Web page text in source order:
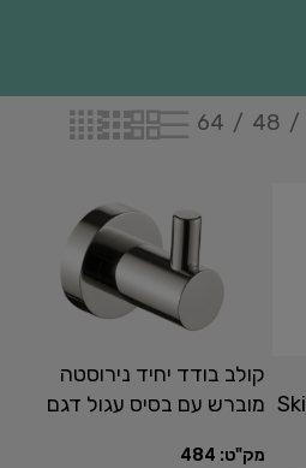
48
64
קולב בודד יחיד נירוסטה
מוברש עם בסיס עגול דגם
מק"ט: 484